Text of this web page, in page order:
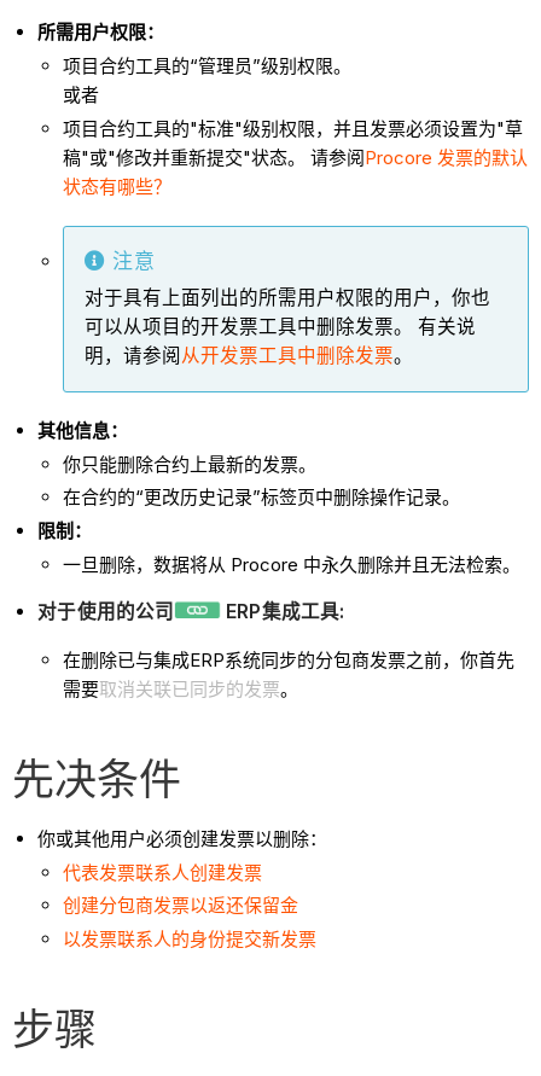
所需用户权限：
项目合约工具的“管理员”级别权限。
或者
项目合约工具的"标准"级别权限，并且发票必须设置为"草
稿"或"修改并重新提交"状态。 请参阅Procore 发票的默认
状态有哪些？
注意
对于具有上面列出的所需用户权限的用户，你也
可以从项目的开发票工具中删除发票。 有关说
明，请参阅 从开发票工具中删除发票。
其他信息：
你只能删除合约上最新的发票。
在合约的“更改历史记录”标签页中删除操作记录。
限制：
一旦删除，数据将从 Procore 中永久删除并且无法检索。
对于使用的公司 ERP集成工具:
在删除已与集成ERP系统同步的分包商发票之前，你首先
需要取消关联已同步的发票。
先决条件
你或其他用户必须创建发票以删除：
代表发票联系人创建发票
创建分包商发票以返还保留金
以发票联系人的身份提交新发票
步骤